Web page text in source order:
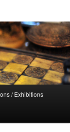
/ Exhibitions